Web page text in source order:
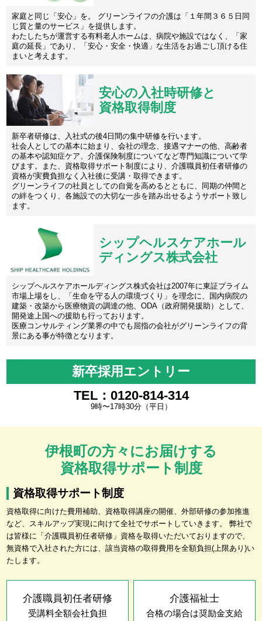
家庭と同じ「安心」を。 グリーンライフの介護は「１年間３６５日同
じ質と量のサービス」を提供します。
わたしたちが運営する有料老人ホームは、病院や施設ではなく、「家
庭の延長」であり、「安心・安全・快適」な生活をお過ごし頂ける住
まいと考えます。
安心の入社時研修と
資格取得制度
新卒者研修は、入社式の後4日間の集中研修を行います。
社会人としての基本に始まり、会社の理念、接遇マナーの他、高齢者
の基本や認知症ケア、介護保険制度についてなど専門知識について学
びます。また、資格取得サポート制度により、介護職員初任者研修の
資格が実費負担なく入社後に受講・取得できます。
グリーンライフの社員としての自覚を高めるとともに、同期の仲間と
の絆をつくり、各施設での大切な一歩を踏み出せるようサポート致し
ます。
シップヘルスケアホール
ディングス株式会社
シップヘルスケアホールディングス株式会社は2007年に東証プライム
市場上場をし、「生命を守る人の環境づくり」を理念に、国内病院の
建築・改築から医療物資の調達の他、ODA（政府開発援助）として、
開発途上国への援助も行っております。
医療コンサルティング業界の中でも屈指の会社がグリーンライフの背
景にある事が特徴となります。
新卒採用エントリー
TEL：0120-814-314
9時〜17時30分（平日）
伊根町の方々にお届けする
資格取得サポート制度
資格取得サポート制度
資格取得に向けた費用補助、資格取得講座の開催、外部研修の参加推進
など、スキルアップ実現に向けて全社でサポートしていきます。 弊社で
は皆様に「介護職員初任者研修」資格を取得いただいておりますので、
無資格で入社された方には、該当資格の取得費用を全額負担(上限あり)い
たします。
介護職員初任者研修
受講料全額会社負担
介護福祉士
合格の場合は奨励金支給